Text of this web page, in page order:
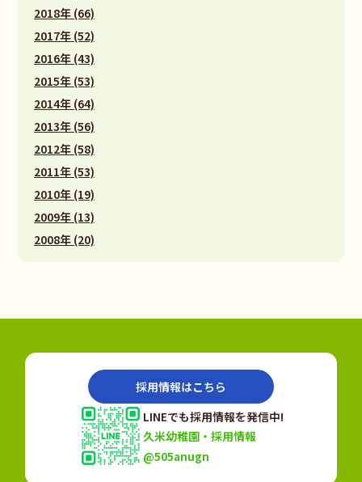
2018年 (66)
2017年 (52)
2016年 (43)
2015年 (53)
2014年 (64)
2013年 (56)
2012年 (58)
2011年 (53)
2010年 (19)
2009年 (13)
2008年 (20)
採用情報はこちら
LINEでも採用情報を発信中!
久米幼稚園・採用情報
@505anugn